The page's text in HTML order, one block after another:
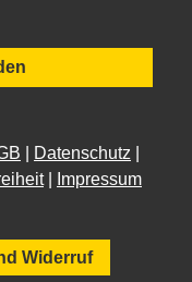
Datenschutz
| Impressum
Widerruf